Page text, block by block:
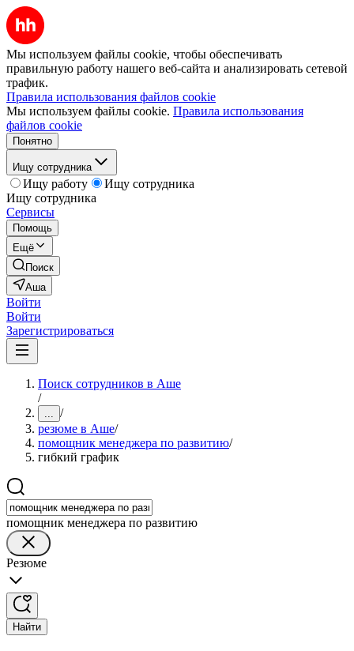
Мы используем файлы cookie, чтобы обеспечивать
правильную работу нашего веб-сайта и анализировать сетевой
трафик.
Правила использования файлов cookie
Мы используем файлы cookie. Правила использования
файлов cookie
Понятно
Ищу сотрудника
Ищу работу
Ищу сотрудника
Ищу сотрудника
Сервисы
Помощь
Ещё
Поиск
Аша
Войти
Войти
Зарегистрироваться
Поиск сотрудников в Аше
/
... /
резюме в Аше/
помощник менеджера по развитию/
гибкий график
помощник менеджера по развитию
Резюме
Найти